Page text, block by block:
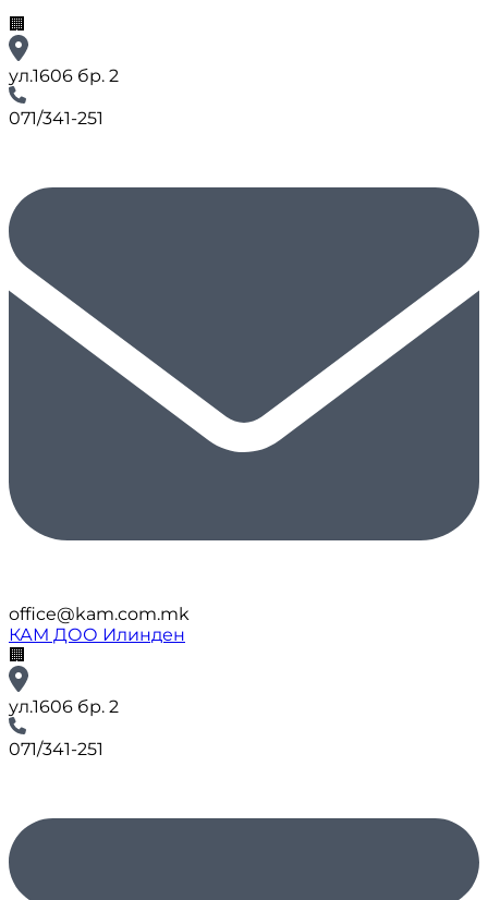
🏢
ул.1606 бр. 2
071/341-251
office@kam.com.mk
КАМ ДОО Илинден
🏢
ул.1606 бр. 2
071/341-251